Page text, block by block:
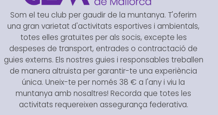
Som el teu club per gaudir de la muntanya. T'oferim
una gran varietat d'activitats esportives i ambientals,
totes elles gratuïtes per als socis, excepte les
despeses de transport, entrades o contractació de
guies externs. Els nostres guies i responsables treballen
de manera altruista per garantir-te una experiència
única. Uneix-te per només 38 € a l'any i viu la
muntanya amb nosaltres! Recorda que totes les
activitats requereixen assegurança federativa.